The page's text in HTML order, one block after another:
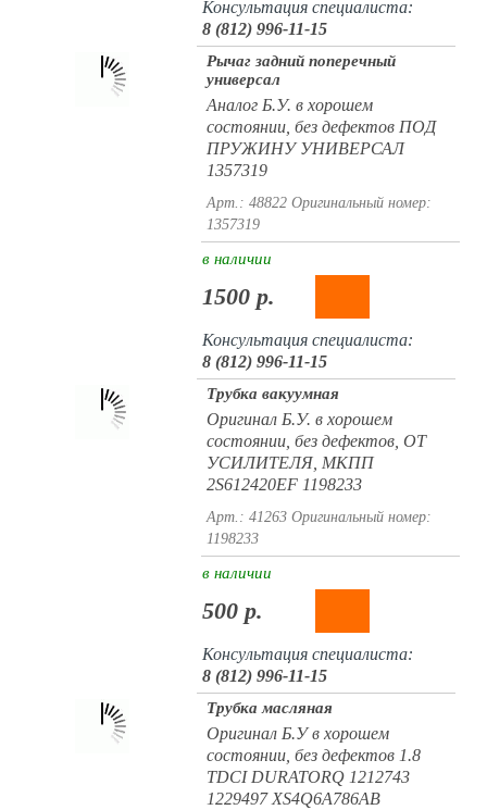
Консультация специалиста:
8 (812) 996-11-15
Рычаг задний поперечный
универсал
Аналог Б.У. в хорошем
состоянии, без дефектов ПОД
ПРУЖИНУ УНИВЕРСАЛ
1357319
Арт.: 48822 Оригинальный номер:
1357319
в наличии
1500 р.
Консультация специалиста:
8 (812) 996-11-15
Трубка вакуумная
Оригинал Б.У. в хорошем
состоянии, без дефектов, ОТ
УСИЛИТЕЛЯ, МКПП
2S612420EF 1198233
Арт.: 41263 Оригинальный номер:
1198233
в наличии
500 р.
Консультация специалиста:
8 (812) 996-11-15
Трубка масляная
Оригинал Б.У в хорошем
состоянии, без дефектов 1.8
TDCI DURATORQ 1212743
1229497 XS4Q6A786AB